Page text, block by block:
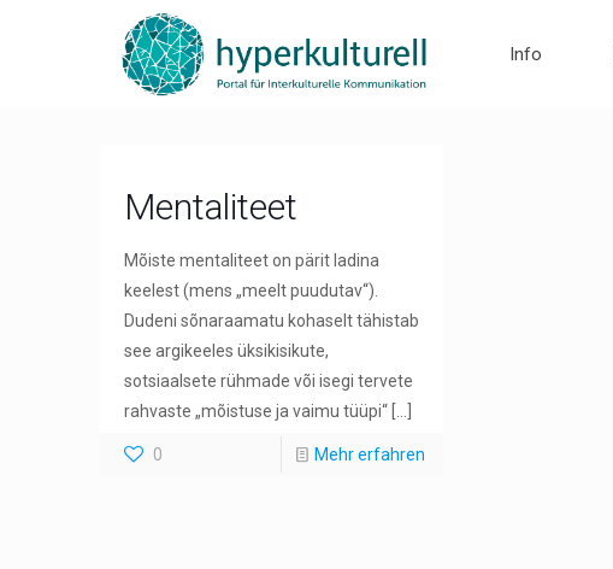
Info
Mentaliteet
Mõiste mentaliteet on pärit ladina
keelest (mens „meelt puudutav“).
Dudeni sõnaraamatu kohaselt tähistab
see argikeeles üksikisikute,
sotsiaalsete rühmade või isegi tervete
rahvaste „mõistuse ja vaimu tüüpi“
0 Mehr erfahren